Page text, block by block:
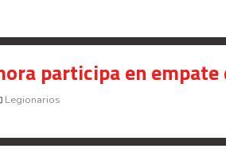
participa en
Legionarios